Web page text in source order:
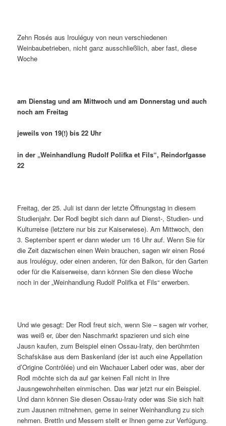
Zehn Rosés aus Irouléguy von neun verschiedenen
Weinbaubetrieben, nicht ganz ausschließlich, aber fast, diese
Woche
am Dienstag und am Mittwoch und am Donnerstag und auch
noch am Freitag
jeweils von 19(!) bis 22 Uhr
in der „Weinhandlung Rudolf Polifka et Fils“, Reindorfgasse
22
Freitag, der 25. Juli ist dann der letzte Öffnungstag in diesem
Studienjahr. Der Rodl begibt sich dann auf Dienst-, Studien- und
Kulturreise (letztere nur bis zur Kaiserwiese). Am Mittwoch, den
3. September sperrt er dann wieder um 16 Uhr auf. Wenn Sie für
die Zeit dazwischen einen Wein brauchen, sagen wir einen Rosé
aus Irouléguy, oder einen anderen, für den Balkon, für den Garten
oder für die Kaiserweise, dann können Sie den diese Woche
noch in der „Weinhandlung Rudolf Polifka et Fils“ erwerben.
Und wie gesagt: Der Rodl freut sich, wenn Sie – sagen wir vorher,
was weiß er, über den Naschmarkt spazieren und sich eine
Jausn kaufen, zum Beispiel einen Ossau-Iraty, den berühmten
Schafskäse aus dem Baskenland (der ist auch eine Appellation
d’Origine Contrôlée) und ein Wachauer Laberl oder was, aber der
Rodl möchte sich da auf gar keinen Fall nicht in Ihre
Jausngewohnheiten einmischen. Das war jetzt nur ein Beispiel.
Und dann können Sie diesen Ossau-Iraty oder was Sie sich halt
zum Jausnen mitnehmen, gerne in seiner Weinhandlung zu sich
nehmen. Brettln und Messern stellt er Ihnen gerne zur Verfügung.